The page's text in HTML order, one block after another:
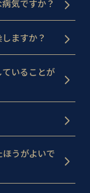
気ですか？
ますか？
いることが
うがよいで